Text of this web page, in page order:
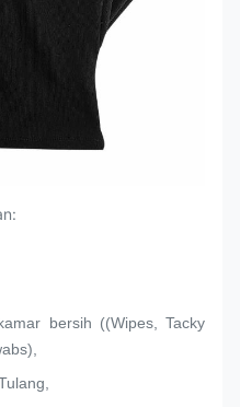
bersih ((Wipes, Tacky